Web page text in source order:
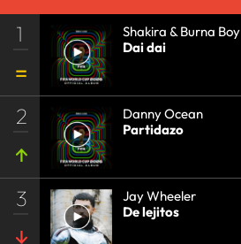
1
Shakira & Burna Boy
Dai dai
2
Danny Ocean
Partidazo
3
Jay Wheeler
De lejitos